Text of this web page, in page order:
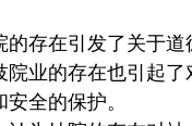
的存在引发了关于
院业的存在也引起
全的保护。